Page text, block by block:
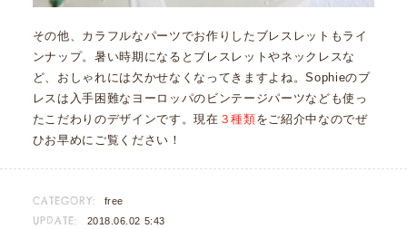
その他、カラフルなパーツでお作りしたブレスレットもライ
ンナップ。暑い時期になるとブレスレットやネックレスな
ど、おしゃれには欠かせなくなってきますよね。Sophieのブ
レスは入手困難なヨーロッパのビンテージパーツなども使っ
たこだわりのデザインです。現在 ３種類をご紹介中なのでぜ
ひお早めにご覧ください！
CATEGORY: free
UPDATE: 2018.06.02 5:43